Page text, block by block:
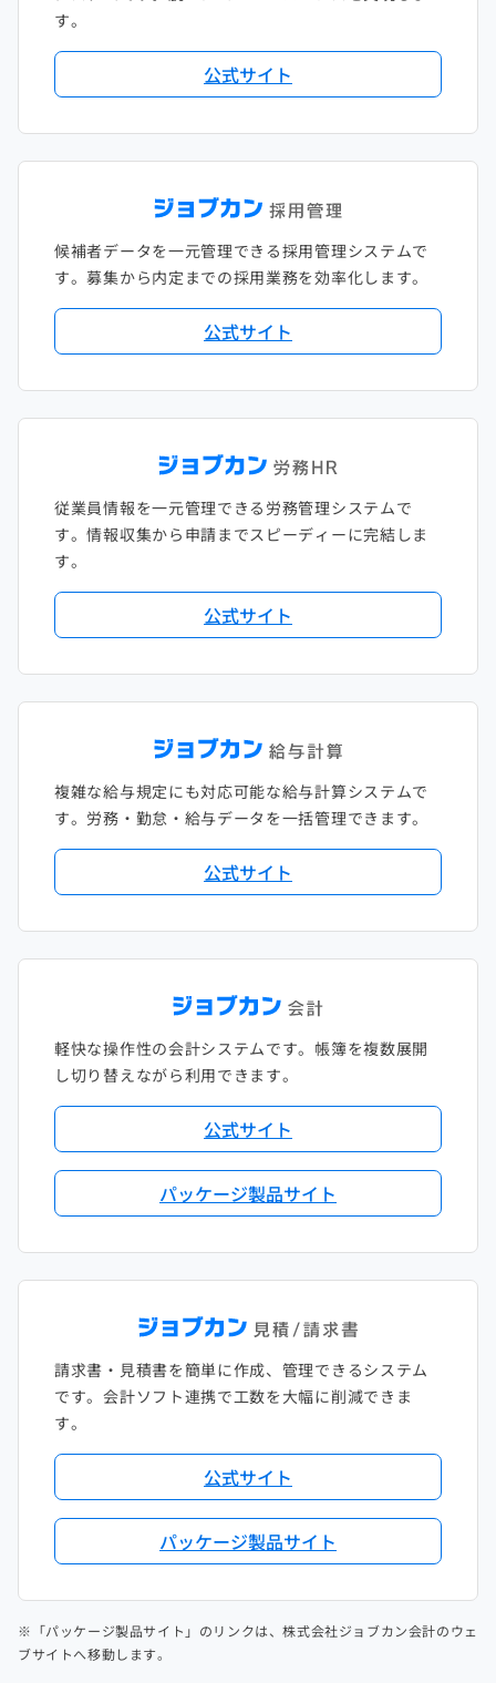
す。
公式サイト
候補者データを一元管理できる採用管理システムで
す。募集から内定までの採用業務を効率化します。
公式サイト
従業員情報を一元管理できる労務管理システムで
す。情報収集から申請までスピーディーに完結しま
す。
公式サイト
複雑な給与規定にも対応可能な給与計算システムで
す。労務・勤怠・給与データを一括管理できます。
公式サイト
軽快な操作性の会計システムです。帳簿を複数展開
し切り替えながら利用できます。
公式サイト
パッケージ製品サイト
請求書・見積書を簡単に作成、管理できるシステム
です。会計ソフト連携で工数を大幅に削減できま
す。
公式サイト
パッケージ製品サイト
※「パッケージ製品サイト」のリンクは、株式会社ジョブカン会計のウェ
ブサイトへ移動します。